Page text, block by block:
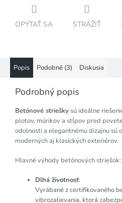
OPÝTAŤ SA STRÁŽIŤ
Popis Podobné (3) Diskusia
Podrobný popis
Betónové strieškysú ideálne
plotov, múrikov a stĺpov pred
odolnosti a elegantnému dizajnu sú
moderných aj klasických exteriérov.
Hlavné výhody betónových striešok:
Dlhá životnosť:
Vyrábané z certifikovaného
vibrozalievania, ktorá